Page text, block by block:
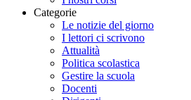
Categorie
Le notizie del giorno
I lettori ci scrivono
Attualità
Politica scolastica
Gestire la scuola
Docenti